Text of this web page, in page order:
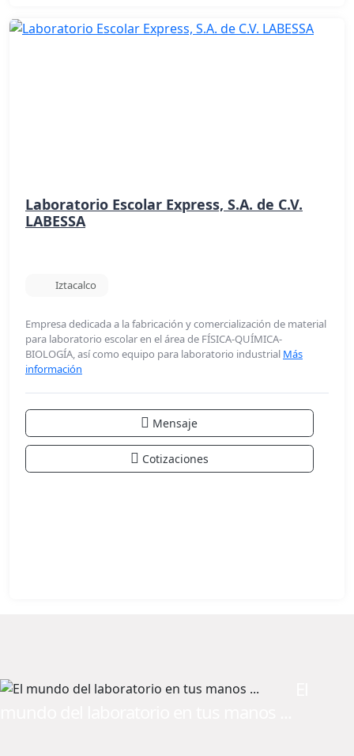
Laboratorio Escolar Express, S.A. de C.V.
LABESSA
Iztacalco
Empresa dedicada a la fabricación y comercialización de material
para laboratorio escolar en el área de FÍSICA-QUÍMICA-
BIOLOGÍA, así como equipo para laboratorio industrial Más
información
Mensaje
Cotizaciones